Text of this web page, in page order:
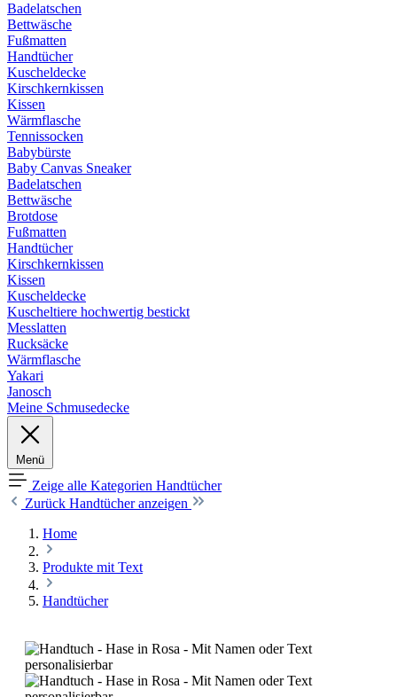
Badelatschen
Bettwäsche
Fußmatten
Handtücher
Kuscheldecke
Kirschkernkissen
Kissen
Wärmflasche
Tennissocken
Babybürste
Baby Canvas Sneaker
Badelatschen
Bettwäsche
Brotdose
Fußmatten
Handtücher
Kirschkernkissen
Kissen
Kuscheldecke
Kuscheltiere hochwertig bestickt
Messlatten
Rucksäcke
Wärmflasche
Yakari
Janosch
Meine Schmusedecke
Menü
Zeige alle Kategorien Handtücher
Zurück Handtücher anzeigen
Home
Produkte mit Text
Handtücher